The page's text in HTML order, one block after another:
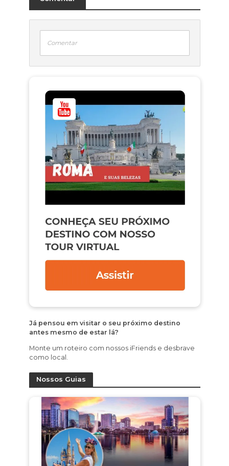
Comentar
Já pensou em visitar o seu próximo destino
antes mesmo de estar lá?
Monte um roteiro com nossos iFriends e desbrave
como local.
Nossos Guias